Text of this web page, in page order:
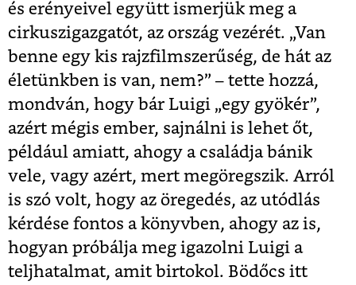
és erényeivel együtt ismerjük meg a
cirkuszigazgatót, az ország vezérét. „Van
benne egy kis rajzfilmszerűség, de hát az
életünkben is van, nem?” – tette hozzá,
mondván, hogy bár Luigi „egy gyökér”,
azért mégis ember, sajnálni is lehet őt,
például amiatt, ahogy a családja bánik
vele, vagy azért, mert megöregszik. Arról
is szó volt, hogy az öregedés, az utódlás
kérdése fontos a könyvben, ahogy az is,
hogyan próbálja meg igazolni Luigi a
teljhatalmat, amit birtokol. Bödőcs itt